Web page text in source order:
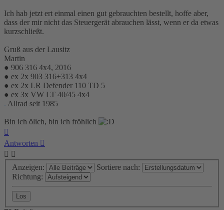
Ich hab jetzt ert einmal einen gut gebrauchten bestellt, hoffe aber,
dass der mir nicht das Steuergerät abrauchen lässt, wenn er da etwas
kurzschließt.
Gruß aus der Lausitz
Martin
● 906 316 4x4, 2016
● ex 2x 903 316+313 4x4
● ex 2x LR Defender 110 TD 5
● ex 3x VW LT 40/45 4x4
. Allrad seit 1985
Bin ich ölich, bin ich fröhlich
Antworten
Anzeigen:
Sortiere nach:
Richtung: